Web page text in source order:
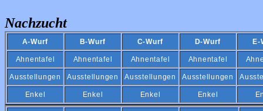
Nachzucht
A-Wurf B-Wurf C-Wurf D-Wurf E-
Ahnentafel Ahnentafel Ahnentafel Ahnentafel
Ausstellungen Ausstellungen Ausstellungen Ausstellungen
Enkel Enkel Enkel Enkel